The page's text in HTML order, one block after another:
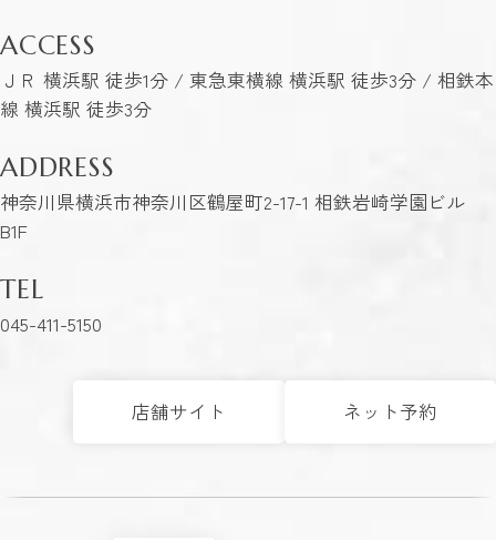
ACCESS
ＪＲ 横浜駅 徒歩1分 / 東急東横線 横浜駅 徒歩3分 / 相鉄本
線 横浜駅 徒歩3分
ADDRESS
神奈川県横浜市神奈川区鶴屋町2-17-1 相鉄岩崎学園ビル
B1F
TEL
045-411-5150
店舗サイト ネット予約